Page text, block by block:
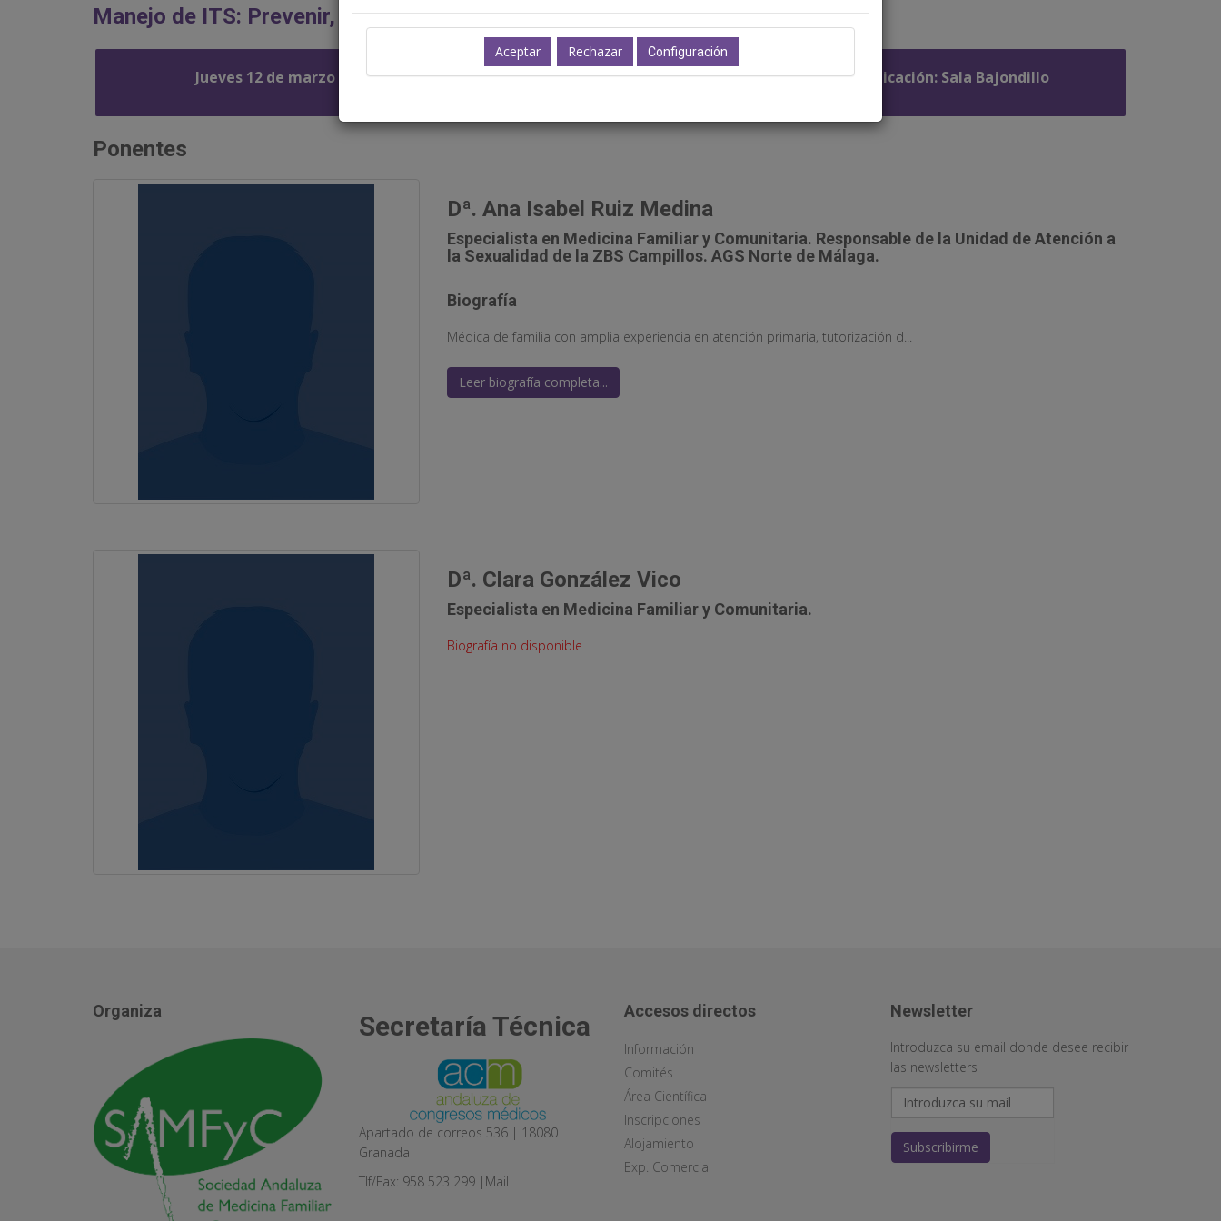
Configuración
Manejo de ITS: Prevenir, detectar, tratar y acompañar.
Jueves 12 de marzo 17:30-19:00h. Ubicación: Sala Bajondillo
Ponentes
Dª. Ana Isabel Ruiz Medina
Especialista en Medicina Familiar y Comunitaria. Responsable de la Unidad de Atención a
la Sexualidad de la ZBS Campillos. AGS Norte de Málaga.
Biografía
Médica de familia con amplia experiencia en atención primaria, tutorización d...
Leer biografía completa...
Dª. Clara González Vico
Especialista en Medicina Familiar y Comunitaria.
Biografía no disponible
Organiza Secretaría Técnica
Apartado de correos 536 | 18080
Granada
Tlf/Fax: 958 523 299 | Mail
Accesos directos
Información
Comités
Área Científica
Inscripciones
Alojamiento
Exp. Comercial
Newsletter
Introduzca su email donde desee recibir
las newsletters
Subscribirme